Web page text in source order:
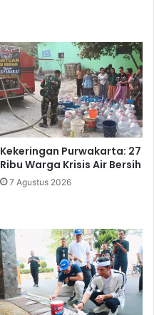
Kekeringan Purwakarta: 27
Ribu Warga Krisis Air Bersih
7 Agustus 2026